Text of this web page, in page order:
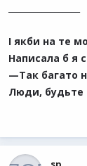
І якби на те
Написала б я
—Так багато
Люди, будьте